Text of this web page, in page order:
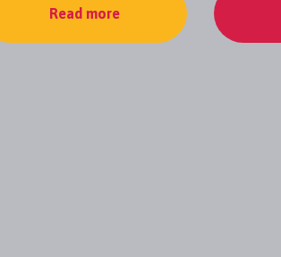
Read more